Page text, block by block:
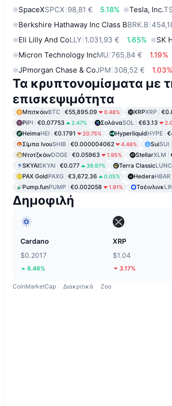
SpaceXSPCX 98,81 € 5.18% Tesla, Inc.
Berkshire Hathaway Inc Class BBRK.B
Eli Lilly And CoLLY 1.031,93 € 1.65% SK
Micron Technology IncMU 765,84 €
1.19%
JPmorgan Chase & CoJPM 308,52 € 1.03%
Τα κρυπτονομίσματα με
επισκεψιμότητα
ΜπιτκόινBTC €55,895.09 0.48% XRPXRP
PiPI €0.07753 2.47% ΣολάναSOL €63.13
HeimaHEI €0.1791 20.75% HyperliquidHYPE
Σίμπα ΙνουSHIB €0.000004062 4.46% SuiSUI
ΝτοτζκόινDOGE €0.05963 1.95% StellarXLM
SKYAISKYAI €0.077 39.97% Terra ClassicLUNC
PAX GoldPAXG €3,672.36 0.05% HederaHBAR
Pump.funPUMP €0.002058 1.91% Τσέινλινκ
Δημοφιλή
Cardano
$0.2017
6.46%
XRP
$1.04
3.17%
CoinMarketCap Διακριτικά Zoo